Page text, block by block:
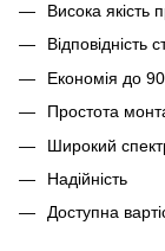
Висока якість
Відповідність
Економія до
Простота
Широкий
Надійність
Доступна